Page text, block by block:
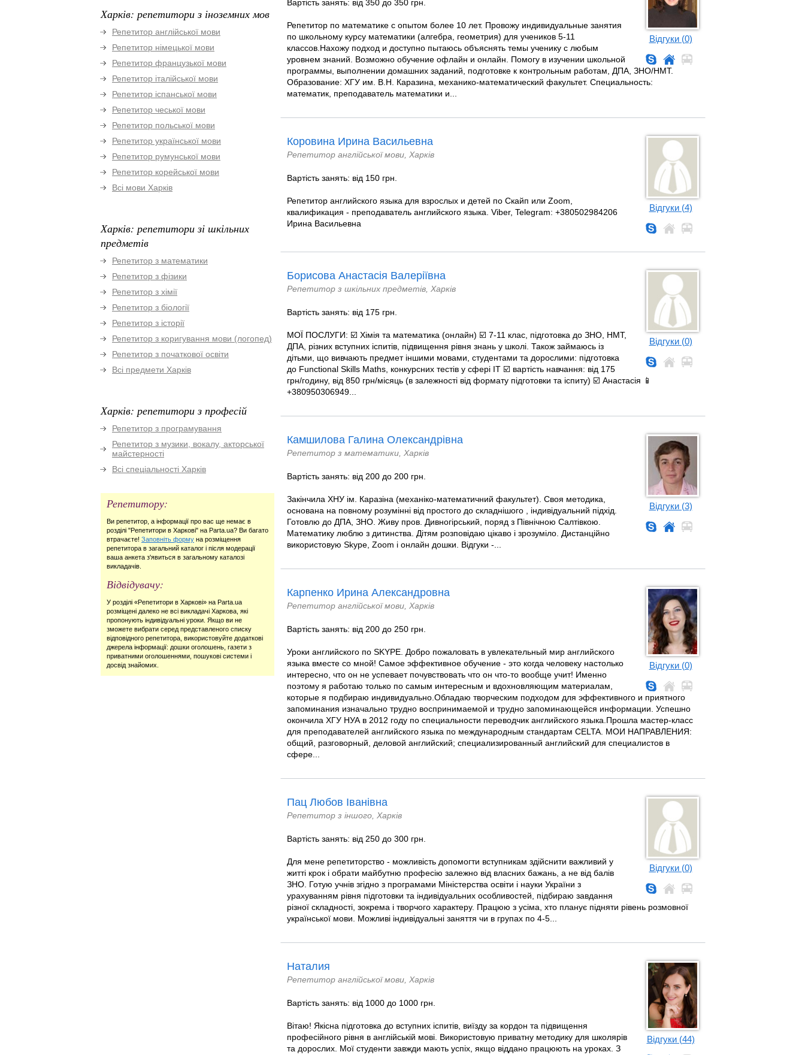
Відгуки (0)
Вартість занять: від 350 до 350 грн.
Репетитор по математике с опытом более 10 лет. Провожу индивидуальные занятия
по школьному курсу математики (алгебра, геометрия) для учеников 5-11
классов.Нахожу подход и доступно пытаюсь объяснять темы ученику с любым
уровнем знаний. Возможно обучение офлайн и онлайн. Помогу в изучении школьной
программы, выполнении домашних заданий, подготовке к контрольным работам, ДПА, ЗНО/НМТ.
Образование: ХГУ им. В.Н. Каразина, механико-математический факультет. Специальность:
математик, преподаватель математики и...
Відгуки (4)
Коровина Ирина Васильевна
Репетитор англійської мови, Харків
Вартість занять: від 150 грн.
Репетитор английского языка для взрослых и детей по Скайп или Zoom,
квалификация - преподаватель английского языка. Viber, Telegram: +380502984206
Ирина Васильевна
Відгуки (0)
Борисова Анастасія Валеріївна
Репетитор з шкільних предметів, Харків
Вартість занять: від 175 грн.
МОЇ ПОСЛУГИ: ☑️ Хімія та математика (онлайн) ☑️ 7-11 клас, підготовка до ЗНО, НМТ,
ДПА, різних вступних іспитів, підвищення рівня знань у школі. Також займаюсь із
дітьми, що вивчають предмет іншими мовами, студентами та дорослими: підготовка
до Functional Skills Maths, конкурсних тестів у сфері IT ☑️ вартість навчання: від 175
грн/годину, від 850 грн/місяць (в залежності від формату підготовки та іспиту) ☑️ Анастасія 📱
+380950306949...
Відгуки (3)
Камшилова Галина Олександрівна
Репетитор з математики, Харків
Вартість занять: від 200 до 200 грн.
Закінчила ХНУ ім. Каразіна (механіко-математичний факультет). Своя методика,
основана на повному розумінні від простого до складнішого , індивідуальний підхід.
Готовлю до ДПА, ЗНО. Живу пров. Дивногірський, поряд з Північною Салтівкою.
Математику люблю з дитинства. Дітям розповідаю цікаво і зрозуміло. Дистанційно
використовую Skype, Zoom і онлайн дошки. Відгуки -...
Відгуки (0)
Карпенко Ирина Александровна
Репетитор англійської мови, Харків
Вартість занять: від 200 до 250 грн.
Уроки английского по SKYPE. Добро пожаловать в увлекательный мир английского
языка вместе со мной! Самое эффективное обучение - это когда человеку настолько
интересно, что он не успевает почувствовать что он что-то вообще учит! Именно
поэтому я работаю только по самым интересным и вдохновляющим материалам,
которые я подбираю индивидуально.Обладаю творческим подходом для эффективного и приятного
запоминания изначально трудно воспринимаемой и трудно запоминающейся информации. Успешно
окончила ХГУ НУА в 2012 году по специальности переводчик английского языка.Прошла мастер-класс
для преподавателей английского языка по международным стандартам CELTA. МОИ НАПРАВЛЕНИЯ:
общий, разговорный, деловой английский; специализированный английский для специалистов в
сфере...
Відгуки (0)
Пац Любов Іванівна
Репетитор з іншого, Харків
Вартість занять: від 250 до 300 грн.
Для мене репетиторство - можливість допомогти вступникам здійснити важливий у
житті крок і обрати майбутню професію залежно від власних бажань, а не від балів
ЗНО. Готую учнів згідно з програмами Міністерства освіти і науки України з
урахуванням рівня підготовки та індивідуальних особливостей, підбираю завдання
різної складності, зокрема і творчого характеру. Працюю з усіма, хто планує підняти рівень розмовної
української мови. Можливі індивідуальні заняття чи в групах по 4-5...
Відгуки (44)
Наталия
Репетитор англійської мови, Харків
Вартість занять: від 1000 до 1000 грн.
Вітаю! Якісна підготовка до вступних іспитів, виїзду за кордон та підвищення
професійного рівня в англійській мові. Використовую приватну методику для школярів
та дорослих. Мої студенти завжди мають успіх, якщо віддано працюють на уроках. З
Харків: репетитори з іноземних мов
Репетитор англійської мови
Репетитор німецької мови
Репетитор французької мови
Репетитор італійської мови
Репетитор іспанської мови
Репетитор чеської мови
Репетитор польської мови
Репетитор української мови
Репетитор румунської мови
Репетитор корейської мови
Всі мови Харків
Харків: репетитори зі шкільних
предметів
Репетитор з математики
Репетитор з фізики
Репетитор з хімії
Репетитор з біології
Репетитор з історії
Репетитор з коригування мови (логопед)
Репетитор з початкової освіти
Всі предмети Харків
Харків: репетитори з професій
Репетитор з програмування
Репетитор з музики, вокалу, акторської
майстерності
Всі спеціальності Харків
Репетитору:
Ви репетитор, а інформації про вас ще немає в
розділі "Репетитори в Харкові" на Parta.ua? Ви багато
втрачаєте! Заповніть форму на розміщення
репетитора в загальний каталог і після модерації
ваша анкета з'явиться в загальному каталозі
викладачів.
Відвідувачу:
У розділі «Репетитори в Харкові» на Parta.ua
розміщені далеко не всі викладачі Харкова, які
пропонують індивідуальні уроки. Якщо ви не
зможете вибрати серед представленого списку
відповідного репетитора, використовуйте додаткові
джерела інформації: дошки оголошень, газети з
приватними оголошеннями, пошукові системи і
досвід знайомих.